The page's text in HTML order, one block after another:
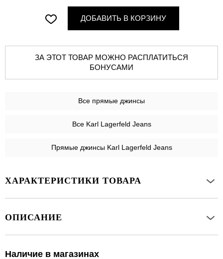
ДОБАВИТЬ В КОРЗИНУ
ЗА ЭТОТ ТОВАР МОЖНО РАСПЛАТИТЬСЯ
БОНУСАМИ
Все прямые джинсы
Все Karl Lagerfeld Jeans
Прямые джинсы Karl Lagerfeld Jeans
ХАРАКТЕРИСТИКИ ТОВАРА
ОПИСАНИЕ
Наличие в магазинах